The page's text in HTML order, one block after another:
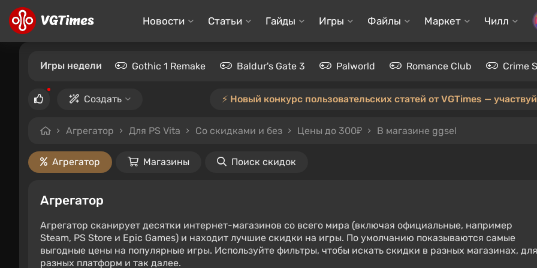
Новости Статьи Гайды Игры Файлы Маркет Чилл
Игры недели Gothic 1 Remake Baldur's Gate 3 Palworld Romance Club Crime
Создать ⚡️ Новый конкурс пользовательских статей от VGTimes —
Агрегатор Для PS Vita Со скидками и без Цены до 300₽ В магазине ggsel
Агрегатор Магазины Поиск скидок
Агрегатор
Агрегатор сканирует десятки интернет-магазинов со всего мира (включая официальные, например
Steam, PS Store и Epic Games) и находит лучшие скидки на игры. По умолчанию показываются самые
выгодные цены на популярные игры. Используйте фильтры, чтобы искать скидки в разных магазинах, для
разных платформ и так далее.